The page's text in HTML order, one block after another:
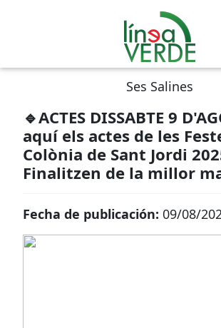
Ses Salines
🔹ACTES DISSABTE 9
aquí els actes de les
Colònia de Sant Jordi
Finalitzen de la millor
Fecha de publicación: 09/08/